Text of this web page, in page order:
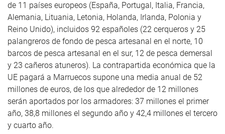
de 11 países europeos (España, Portugal, Italia, Francia,
Alemania, Lituania, Letonia, Holanda, Irlanda, Polonia y
Reino Unido), incluidos 92 españoles (22 cerqueros y 25
palangreros de fondo de pesca artesanal en el norte, 10
barcos de pesca artesanal en el sur, 12 de pesca demersal
y 23 cañeros atuneros). La contrapartida económica que la
UE pagará a Marruecos supone una media anual de 52
millones de euros, de los que alrededor de 12 millones
serán aportados por los armadores: 37 millones el primer
año, 38,8 millones el segundo año y 42,4 millones el tercero
y cuarto año.